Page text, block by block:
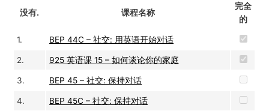
没有. 课程名称
完全
的
1. BEP 44C – 社交: 用英语开始对话
2. 925 英语课 15 – 如何谈论你的家庭
3. BEP 45 – 社交: 保持对话
4. BEP 45C – 社交: 保持对话